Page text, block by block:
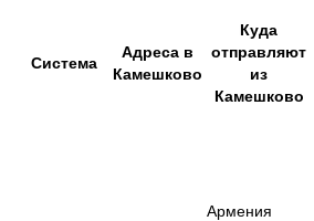
Система
Адреса в
Камешково
Куда
отправляют
из
Камешково
Армения